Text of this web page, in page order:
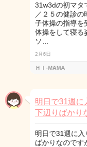
31w3dの初マタ
／２５の健診
子体操の指導を
体操をして寝る
ソ…
2月6日
ＨＩ-MAMA
明日で31週に
下辺りばかり
明日で31週に
ばかりなのです